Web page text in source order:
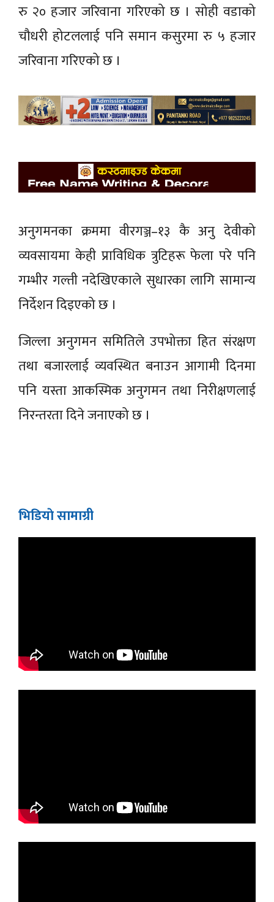
रु २० हजार जरिवाना गरिएको छ । सोही वडाको
चौधरी होटललाई पनि समान कसुरमा रु ५ हजार
जरिवाना गरिएको छ ।
अनुगमनका क्रममा वीरगञ्ज–१३ कै अनु देवीको
व्यवसायमा केही प्राविधिक त्रुटिहरू फेला परे पनि
गम्भीर गल्ती नदेखिएकाले सुधारका लागि सामान्य
निर्देशन दिइएको छ ।
जिल्ला अनुगमन समितिले उपभोक्ता हित संरक्षण
तथा बजारलाई व्यवस्थित बनाउन आगामी दिनमा
पनि यस्ता आकस्मिक अनुगमन तथा निरीक्षणलाई
निरन्तरता दिने जनाएको छ ।
भिडियाे सामाग्री